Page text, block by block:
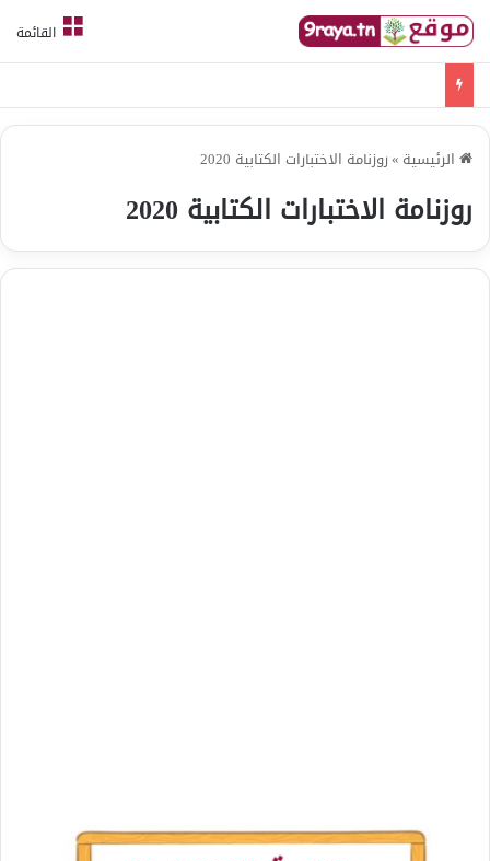
القائمة
الرئيسية »روزنامة الاختبارات الكتابية 2020
روزنامة الاختبارات الكتابية 2020